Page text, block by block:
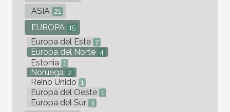
ASIA 21
EUROPA 15
Europa del Este 7
Europa del Norte 4
Estonia 1
Noruega 2
Reino Unido 1
Europa del Oeste 1
Europa del Sur 3